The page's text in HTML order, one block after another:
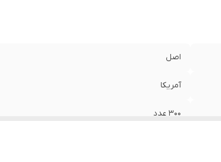
اصل
آمریکا
۳۰۰ عدد